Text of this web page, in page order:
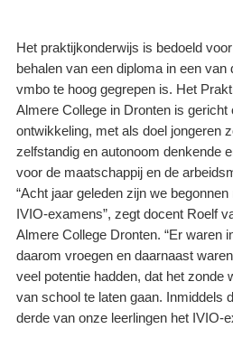
Het praktijkonderwijs is bedoeld
behalen van een diploma in een van
vmbo te hoog gegrepen is. Het
Almere College in Dronten is gericht
ontwikkeling, met als doel jongeren
zelfstandig en autonoom denkende
voor de maatschappij en de
“Acht jaar geleden zijn we
IVIO-examens”, zegt docent Roelf
Almere College Dronten. “Er waren
daarom vroegen en daarnaast
veel potentie hadden, dat het zonde
van school te laten gaan. Inmiddels
derde van onze leerlingen het IVIO-